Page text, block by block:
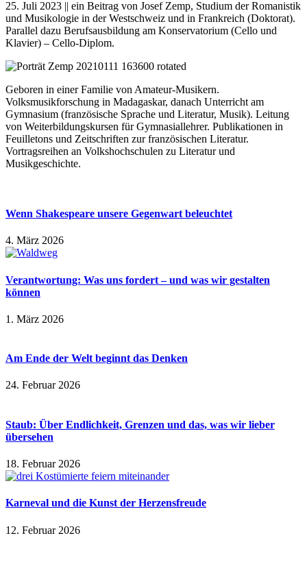
25. Juli 2023 || ein Beitrag von Josef Zemp, Studium der Romanistik
und Musikologie in der Westschweiz und in Frankreich (Doktorat).
Parallel dazu Berufsausbildung am Konservatorium (Cello und
Klavier) – Cello-Diplom.
Geboren in einer Familie von Amateur-Musikern.
Volksmusikforschung in Madagaskar, danach Unterricht am
Gymnasium (französische Sprache und Literatur, Musik). Leitung
von Weiterbildungskursen für Gymnasiallehrer. Publikationen in
Feuilletons und Zeitschriften zur französischen Literatur.
Vortragsreihen an Volkshochschulen zu Literatur und
Musikgeschichte.
Wenn Shakespeare unsere Gegenwart beleuchtet
4. März 2026
Verantwortung: Was uns fordert – und was wir gestalten
können
1. März 2026
Am Ende der Welt beginnt das Denken
24. Februar 2026
Staub: Über Endlichkeit, Grenzen und das, was wir lieber
übersehen
18. Februar 2026
Karneval und die Kunst der Herzensfreude
12. Februar 2026